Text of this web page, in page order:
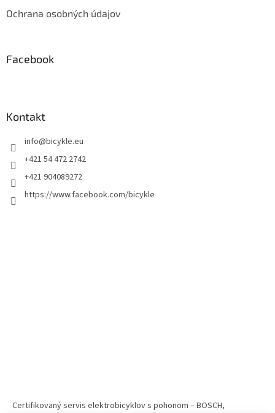
Ochrana osobných údajov
Facebook
Kontakt
info@bicykle.eu
+421 54 472 2742
+421 904089272
https://www.facebook.com/bicykle
Certifikovaný servis elektrobicyklov s pohonom – BOSCH,